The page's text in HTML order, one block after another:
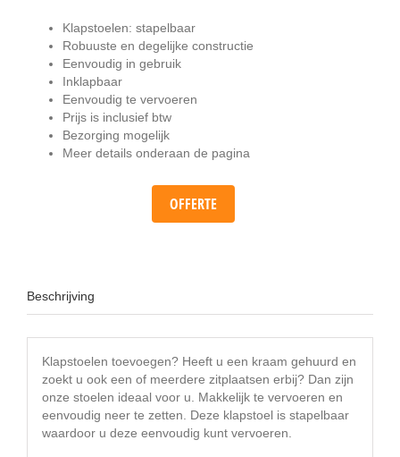
Klapstoelen: stapelbaar
Robuuste en degelijke constructie
Eenvoudig in gebruik
Inklapbaar
Eenvoudig te vervoeren
Prijs is inclusief btw
Bezorging mogelijk
Meer details onderaan de pagina
OFFERTE
Beschrijving
Klapstoelen toevoegen? Heeft u een kraam gehuurd en
zoekt u ook een of meerdere zitplaatsen erbij? Dan zijn
onze stoelen ideaal voor u. Makkelijk te vervoeren en
eenvoudig neer te zetten. Deze klapstoel is stapelbaar
waardoor u deze eenvoudig kunt vervoeren.